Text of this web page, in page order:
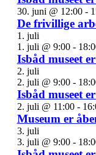
30. juni @ 12:00-
De frivillige
1. juli
1. juli @ 9:00-
Isbåd museet
2. juli
2. juli @ 9:00-
Isbåd museet
2. juli @ 11:00-
Museum er
3. juli
3. juli @ 9:00-